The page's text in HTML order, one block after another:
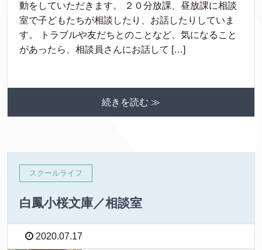
動をしていただきます。 ２０分放課、昼放課に相談
室で子どもたちが相談したり、お話したりしていま
す。 トラブルや友だちとのことなど、気になること
があったら、相談員さんにお話して […]
続きを読む ≫
スクールライフ
白鳳小桜文庫／相談室
2020.07.17